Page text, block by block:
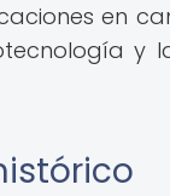
en
y